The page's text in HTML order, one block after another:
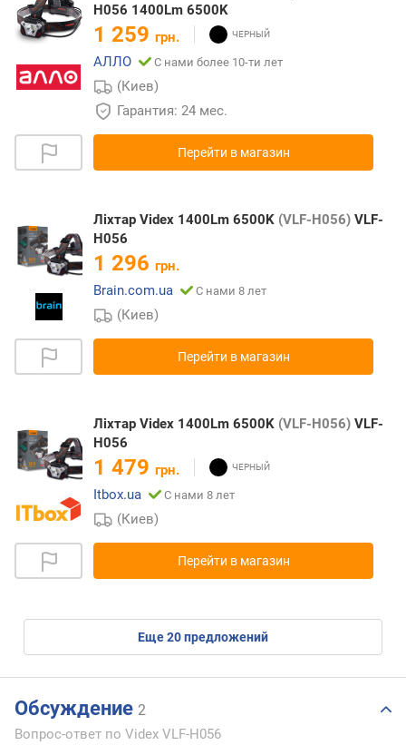
H056 1400Lm 6500K
1 259 грн.
АЛЛО
С нами более 10-ти лет
(Киев)
Гарантия: 24 мес.
Перейти в магазин
Ліхтар Videx 1400Lm 6500K (VLF-H056) VLF-
H056
1 296 грн.
Brain.com.ua
С нами 8 лет
(Киев)
Перейти в магазин
Ліхтар Videx 1400Lm 6500K (VLF-H056) VLF-
H056
1 479 грн.
Itbox.ua
С нами 8 лет
(Киев)
Перейти в магазин
eще20предложений
Обсуждение 2
Вопрос-ответ по Videx VLF-H056